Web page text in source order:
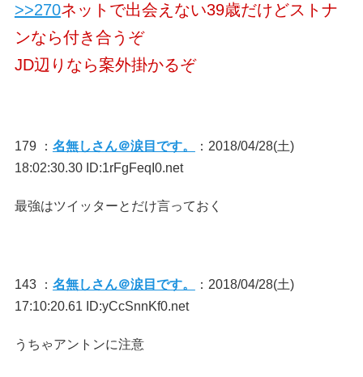
>>270ネットで出会えない39歳だけどストナ
ンなら付き合うぞ
JD辺りなら案外掛かるぞ
179 ： 名無しさん＠涙目です。
：2018/04/28(土)
18:02:30.30 ID:1rFgFeqI0.net
最強はツイッターとだけ言っておく
143 ： 名無しさん＠涙目です。
：2018/04/28(土)
17:10:20.61 ID:yCcSnnKf0.net
うちゃアントンに注意